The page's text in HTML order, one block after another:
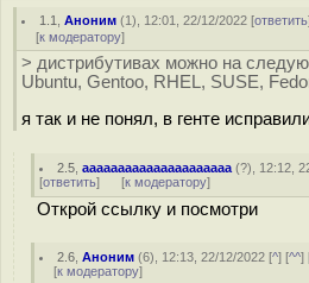
1.1 ,Аноним (1), 12:01, 22/12/2022 [ответить
[к модератору]
> дистрибутивах можно на
Ubuntu, Gentoo, RHEL, SUSE,
я так и не понял, в генте
2.5 ,aaaaaaaaaaaaaaaaaaaaa (?), 12:12,
[ответить] [к модератору]
Открой ссылку и посмотри
2.6 ,Аноним (6), 12:13, 22/12/2022 [^] [^^]
[к модератору]